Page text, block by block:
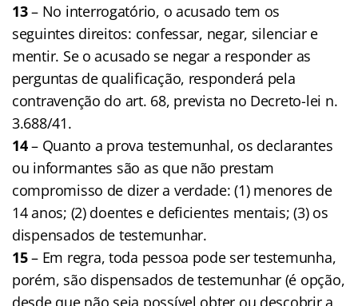
13– No interrogatório, o acusado tem os
seguintes direitos: confessar, negar, silenciar e
mentir. Se o acusado se negar a responder as
perguntas de qualificação, responderá pela
contravenção do art. 68, prevista no Decreto-lei n.
3.688/41.
14– Quanto a prova testemunhal, os declarantes
ou informantes são as que não prestam
compromisso de dizer a verdade: (1) menores de
14 anos; (2) doentes e deficientes mentais; (3) os
dispensados de testemunhar.
15– Em regra, toda pessoa pode ser testemunha,
porém, são dispensados de testemunhar (é opção,
desde que não seja possível obter ou descobrir a